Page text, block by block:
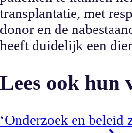
transplantatie, met
donor en de
heeft duidelijk een
Lees ook hun
‘Onderzoek en beleid